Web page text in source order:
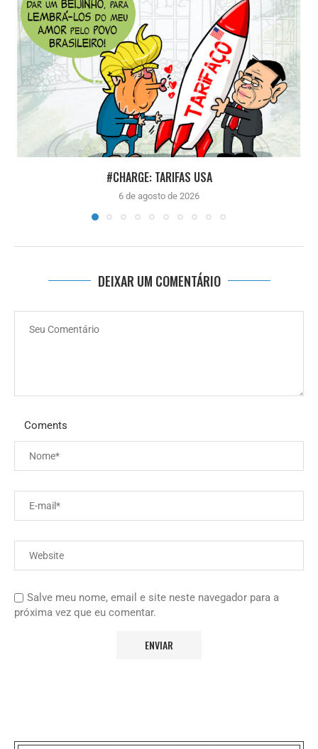
#CHARGE: TARIFAS USA
6 de agosto de 2026
DEIXAR UM COMENTÁRIO
Coments
Salve meu nome, email e site neste navegador para a
próxima vez que eu comentar.